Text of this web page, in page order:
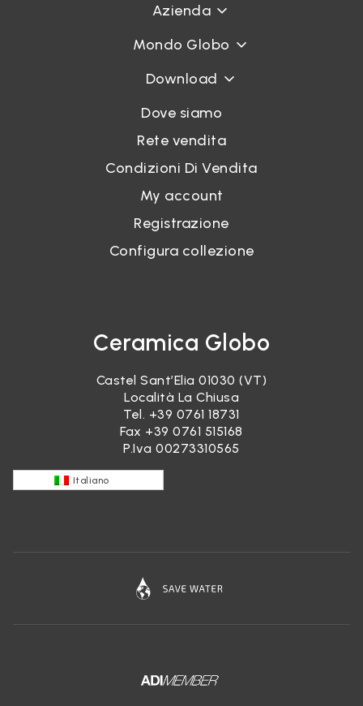
Recupera password
Azienda
Mondo Globo
Download
Dove siamo
Rete vendita
Condizioni Di Vendita
My account
Registrazione
Configura collezione
Ceramica Globo
Castel Sant’Elia 01030 (VT)
Località La Chiusa
Tel. +39 0761 18731
Fax +39 0761 515168
P.Iva 00273310565
Italiano